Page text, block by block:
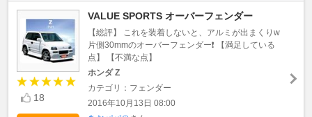
18
VALUE SPORTS オーバーフェンダー
【総評】 これを装着しないと、アルミが出まくりw
片側30mmのオーバーフェンダー❗️ 【満足している
点】 【不満な点】
ホンダ Z
カテゴリ：フェンダー
2016年10月13日 08:00